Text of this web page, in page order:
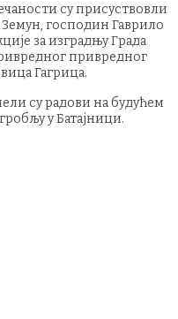
су присуствовли
господин Гаврило
за изградњу Града
привредног
Гагрица.
су радови на будућем
у Батајници.